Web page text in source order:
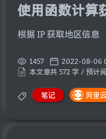
使用函数计算
根据 IP 获取地区信息
1457
2022-08-06
本文章共 572 字 / 预计
笔记 阿里云